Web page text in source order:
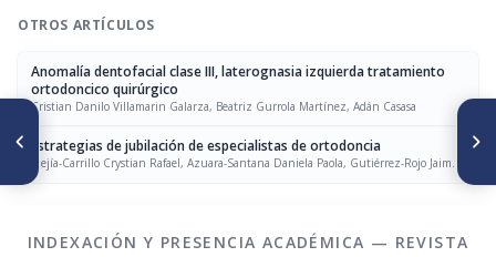
OTROS ARTÍCULOS
Anomalía dentofacial clase III, laterognasia izquierda tratamiento
ortodoncico quirúrgico
Cristian Danilo Villamarin Galarza, Beatriz Gurrola Martínez, Adán Casasa
Estrategias de jubilación de especialistas de ortodoncia
Mejía-Carrillo Crystian Rafael, Azuara-Santana Daniela Paola, Gutiérrez-Rojo Jaime
Fabián, Gutiérrez-Villaseñor Jaime
Retención de canino y
premolar por lesión benigna
de origen odontógeno.
Terapia miofuncional en
pacientes respiradores
bucales. Revisión bibliográfica
INDEXACIÓN Y PRESENCIA ACADÉMICA — REVISTA